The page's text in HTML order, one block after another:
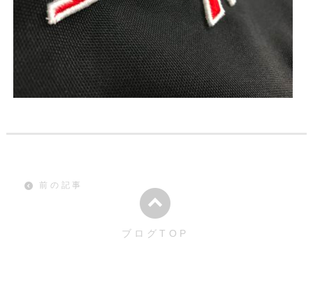
前の記事
ブログTOP